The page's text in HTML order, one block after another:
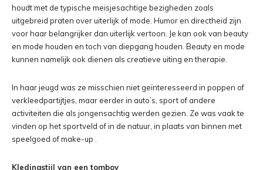
houdt met de typische meisjesachtige bezigheden zoals
uitgebreid praten over uiterlijk of mode. Humor en directheid zijn
voor haar belangrijker dan uiterlijk vertoon. Je kan ook van beauty
en mode houden en toch van diepgang houden. Beauty en mode
kunnen namelijk ook dienen als creatieve uiting en therapie.
In haar jeugd was ze misschien niet geïnteresseerd in poppen of
verkleedpartijtjes, maar eerder in auto’s, sport of andere
activiteiten die als jongensachtig werden gezien. Ze was vaak te
vinden op het sportveld of in de natuur, in plaats van binnen met
speelgoed of make-up .
Kledingstijl van een tomboy